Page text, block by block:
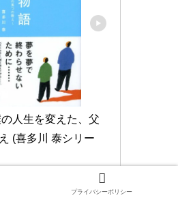
の人生を変えた、父
(喜多川 泰シリー
プライバシーポリシー